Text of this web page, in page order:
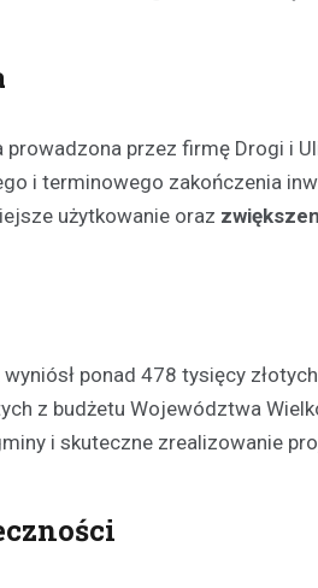
przez firmę Drogi i
i terminowego zakończenia
użytkowanie oraz
ponad 478 tysięcy
z budżetu Województwa
i skuteczne zrealizowanie